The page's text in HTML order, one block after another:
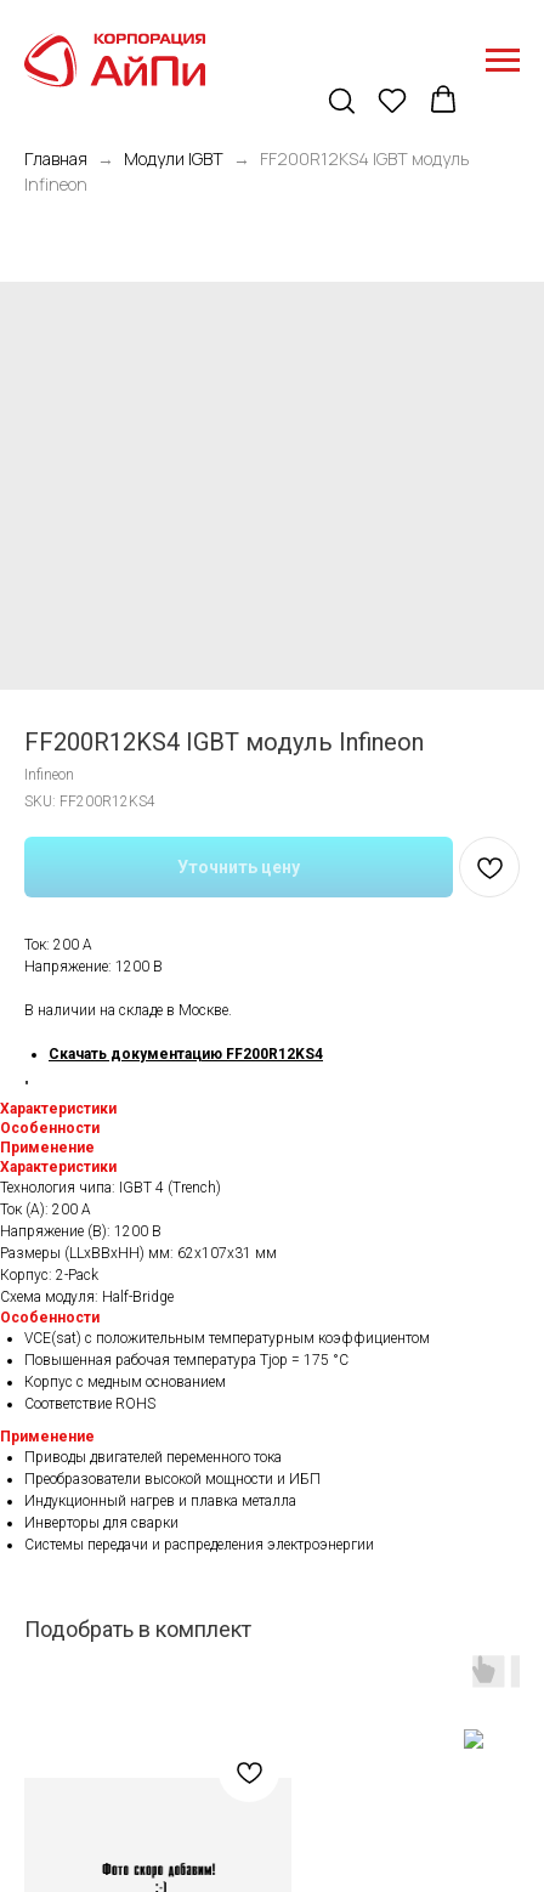
Главная Модули IGBT
FF200R12KS4 IGBT модуль
Infineon
FF200R12KS4 IGBT модуль Infineon
Infineon
SKU: FF200R12KS4
Уточнить цену
Ток: 200 A
Напряжение: 1200 В
В наличии на складе в Москве.
Скачать документацию FF200R12KS4
"
Характеристики
Особенности
Применение
Характеристики
Технология чипа: IGBT 4 (Trench)
Ток (А): 200 A
Напряжение (В): 1200 В
Размеры (LLxBBxHH) мм: 62х107х31 мм
Корпус: 2-Pack
Схема модуля: Half-Bridge
Особенности
VCE(sat) с положительным температурным коэффициентом
Повышенная рабочая температура Tjop = 175 °C
Корпус с медным основанием
Соответствие ROHS
Применение
Приводы двигателей переменного тока
Преобразователи высокой мощности и ИБП
Индукционный нагрев и плавка металла
Инверторы для сварки
Системы передачи и распределения электроэнергии
Подобрать в комплект